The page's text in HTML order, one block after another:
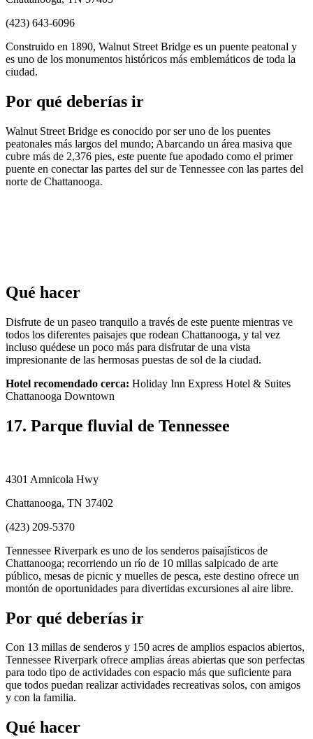
(423) 643-6096
Construido en 1890, Walnut Street Bridge es un puente peatonal y
es uno de los monumentos históricos más emblemáticos de toda la
ciudad.
Por qué deberías ir
Walnut Street Bridge es conocido por ser uno de los puentes
peatonales más largos del mundo; Abarcando un área masiva que
cubre más de 2,376 pies, este puente fue apodado como el primer
puente en conectar las partes del sur de Tennessee con las partes del
norte de Chattanooga.
Qué hacer
Disfrute de un paseo tranquilo a través de este puente mientras ve
todos los diferentes paisajes que rodean Chattanooga, y tal vez
incluso quédese un poco más para disfrutar de una vista
impresionante de las hermosas puestas de sol de la ciudad.
Hotel recomendado cerca: Holiday Inn Express Hotel & Suites
Chattanooga Downtown
17. Parque fluvial de Tennessee
4301 Amnicola Hwy
Chattanooga, TN 37402
(423) 209-5370
Tennessee Riverpark es uno de los senderos paisajísticos de
Chattanooga; recorriendo un río de 10 millas salpicado de arte
público, mesas de picnic y muelles de pesca, este destino ofrece un
montón de oportunidades para divertidas excursiones al aire libre.
Por qué deberías ir
Con 13 millas de senderos y 150 acres de amplios espacios abiertos,
Tennessee Riverpark ofrece amplias áreas abiertas que son perfectas
para todo tipo de actividades con espacio más que suficiente para
que todos puedan realizar actividades recreativas solos, con amigos
y con la familia.
Qué hacer